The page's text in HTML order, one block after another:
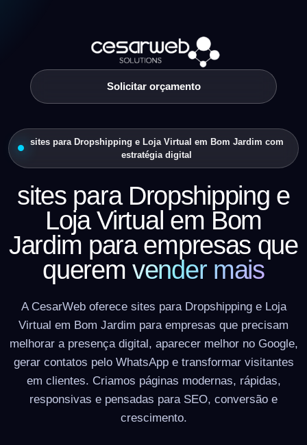
Solicitar orçamento
sites para Dropshipping e Loja Virtual em Bom Jardim com
estratégia digital
sites para Dropshipping e
Loja Virtual em Bom
Jardim para empresas que
queremvender mais
A CesarWeb oferece sites para Dropshipping e Loja
Virtual em Bom Jardim para empresas que precisam
melhorar a presença digital, aparecer melhor no Google,
gerar contatos pelo WhatsApp e transformar visitantes
em clientes. Criamos páginas modernas, rápidas,
responsivas e pensadas para SEO, conversão e
crescimento.